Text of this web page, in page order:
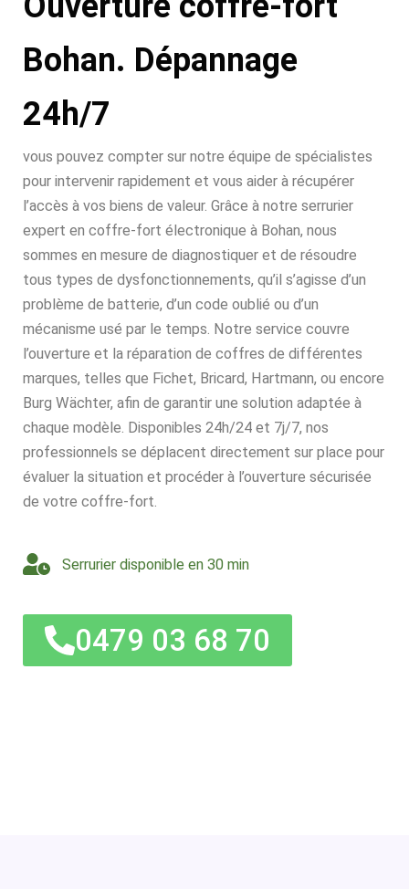
Bohan. Dépannage
24h/7
vous pouvez compter sur notre équipe de spécialistes
pour intervenir rapidement et vous aider à récupérer
l’accès à vos biens de valeur. Grâce à notre serrurier
expert en coffre-fort électronique à Bohan, nous
sommes en mesure de diagnostiquer et de résoudre
tous types de dysfonctionnements, qu’il s’agisse d’un
problème de batterie, d’un code oublié ou d’un
mécanisme usé par le temps. Notre service couvre
l’ouverture et la réparation de coffres de différentes
marques, telles que Fichet, Bricard, Hartmann, ou encore
Burg Wächter, afin de garantir une solution adaptée à
chaque modèle. Disponibles 24h/24 et 7j/7, nos
professionnels se déplacent directement sur place pour
évaluer la situation et procéder à l’ouverture sécurisée
de votre coffre-fort.
Serrurier disponible en 30 min
0479 03 68 70